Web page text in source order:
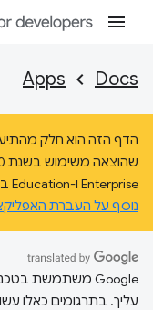
Docs
Apps
Enterprise ו-Education ב-ChromeOS עד ינואר 2025 לפחות.
נוסף על העברת
עליך. בתרגומים כאלו